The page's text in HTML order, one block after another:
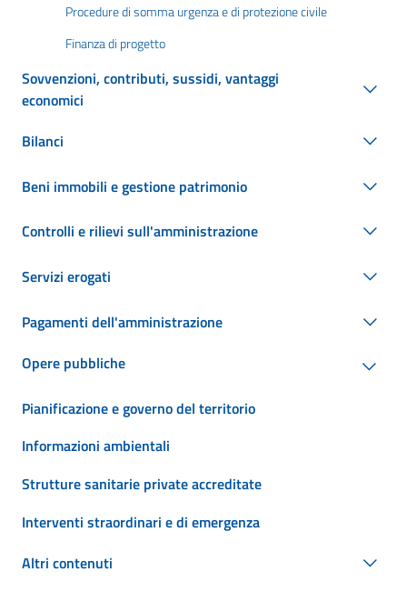
Procedure di somma urgenza e di protezione civile
Finanza di progetto
Sovvenzioni, contributi, sussidi, vantaggi
economici
Bilanci
Beni immobili e gestione patrimonio
Controlli e rilievi sull'amministrazione
Servizi erogati
Pagamenti dell'amministrazione
Opere pubbliche
Pianificazione e governo del territorio
Informazioni ambientali
Strutture sanitarie private accreditate
Interventi straordinari e di emergenza
Altri contenuti